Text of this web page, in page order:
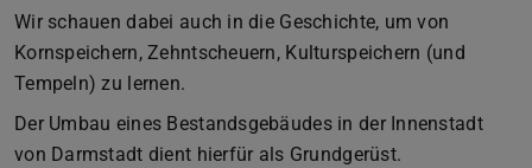
Wir schauen dabei auch in die Geschichte, um von
Kornspeichern, Zehntscheuern, Kulturspeichern (und
Tempeln) zu lernen.
Der Umbau eines Bestandsgebäudes in der Innenstadt
von Darmstadt dient hierfür als Grundgerüst.